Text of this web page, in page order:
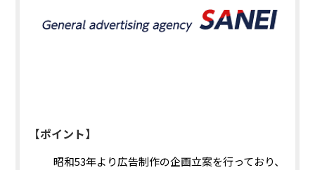
【ポイント】
昭和53年より広告制作の企画立案を行っており、